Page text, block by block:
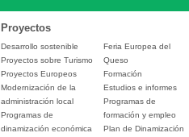
Proyectos
Desarrollo sostenible
Proyectos sobre Turismo
Proyectos Europeos
Modernización de la
administración local
Programas de
dinamización económica
Feria Europea del
Queso
Formación
Estudios e informes
Programas de
formación y empleo
Plan de Dinamización